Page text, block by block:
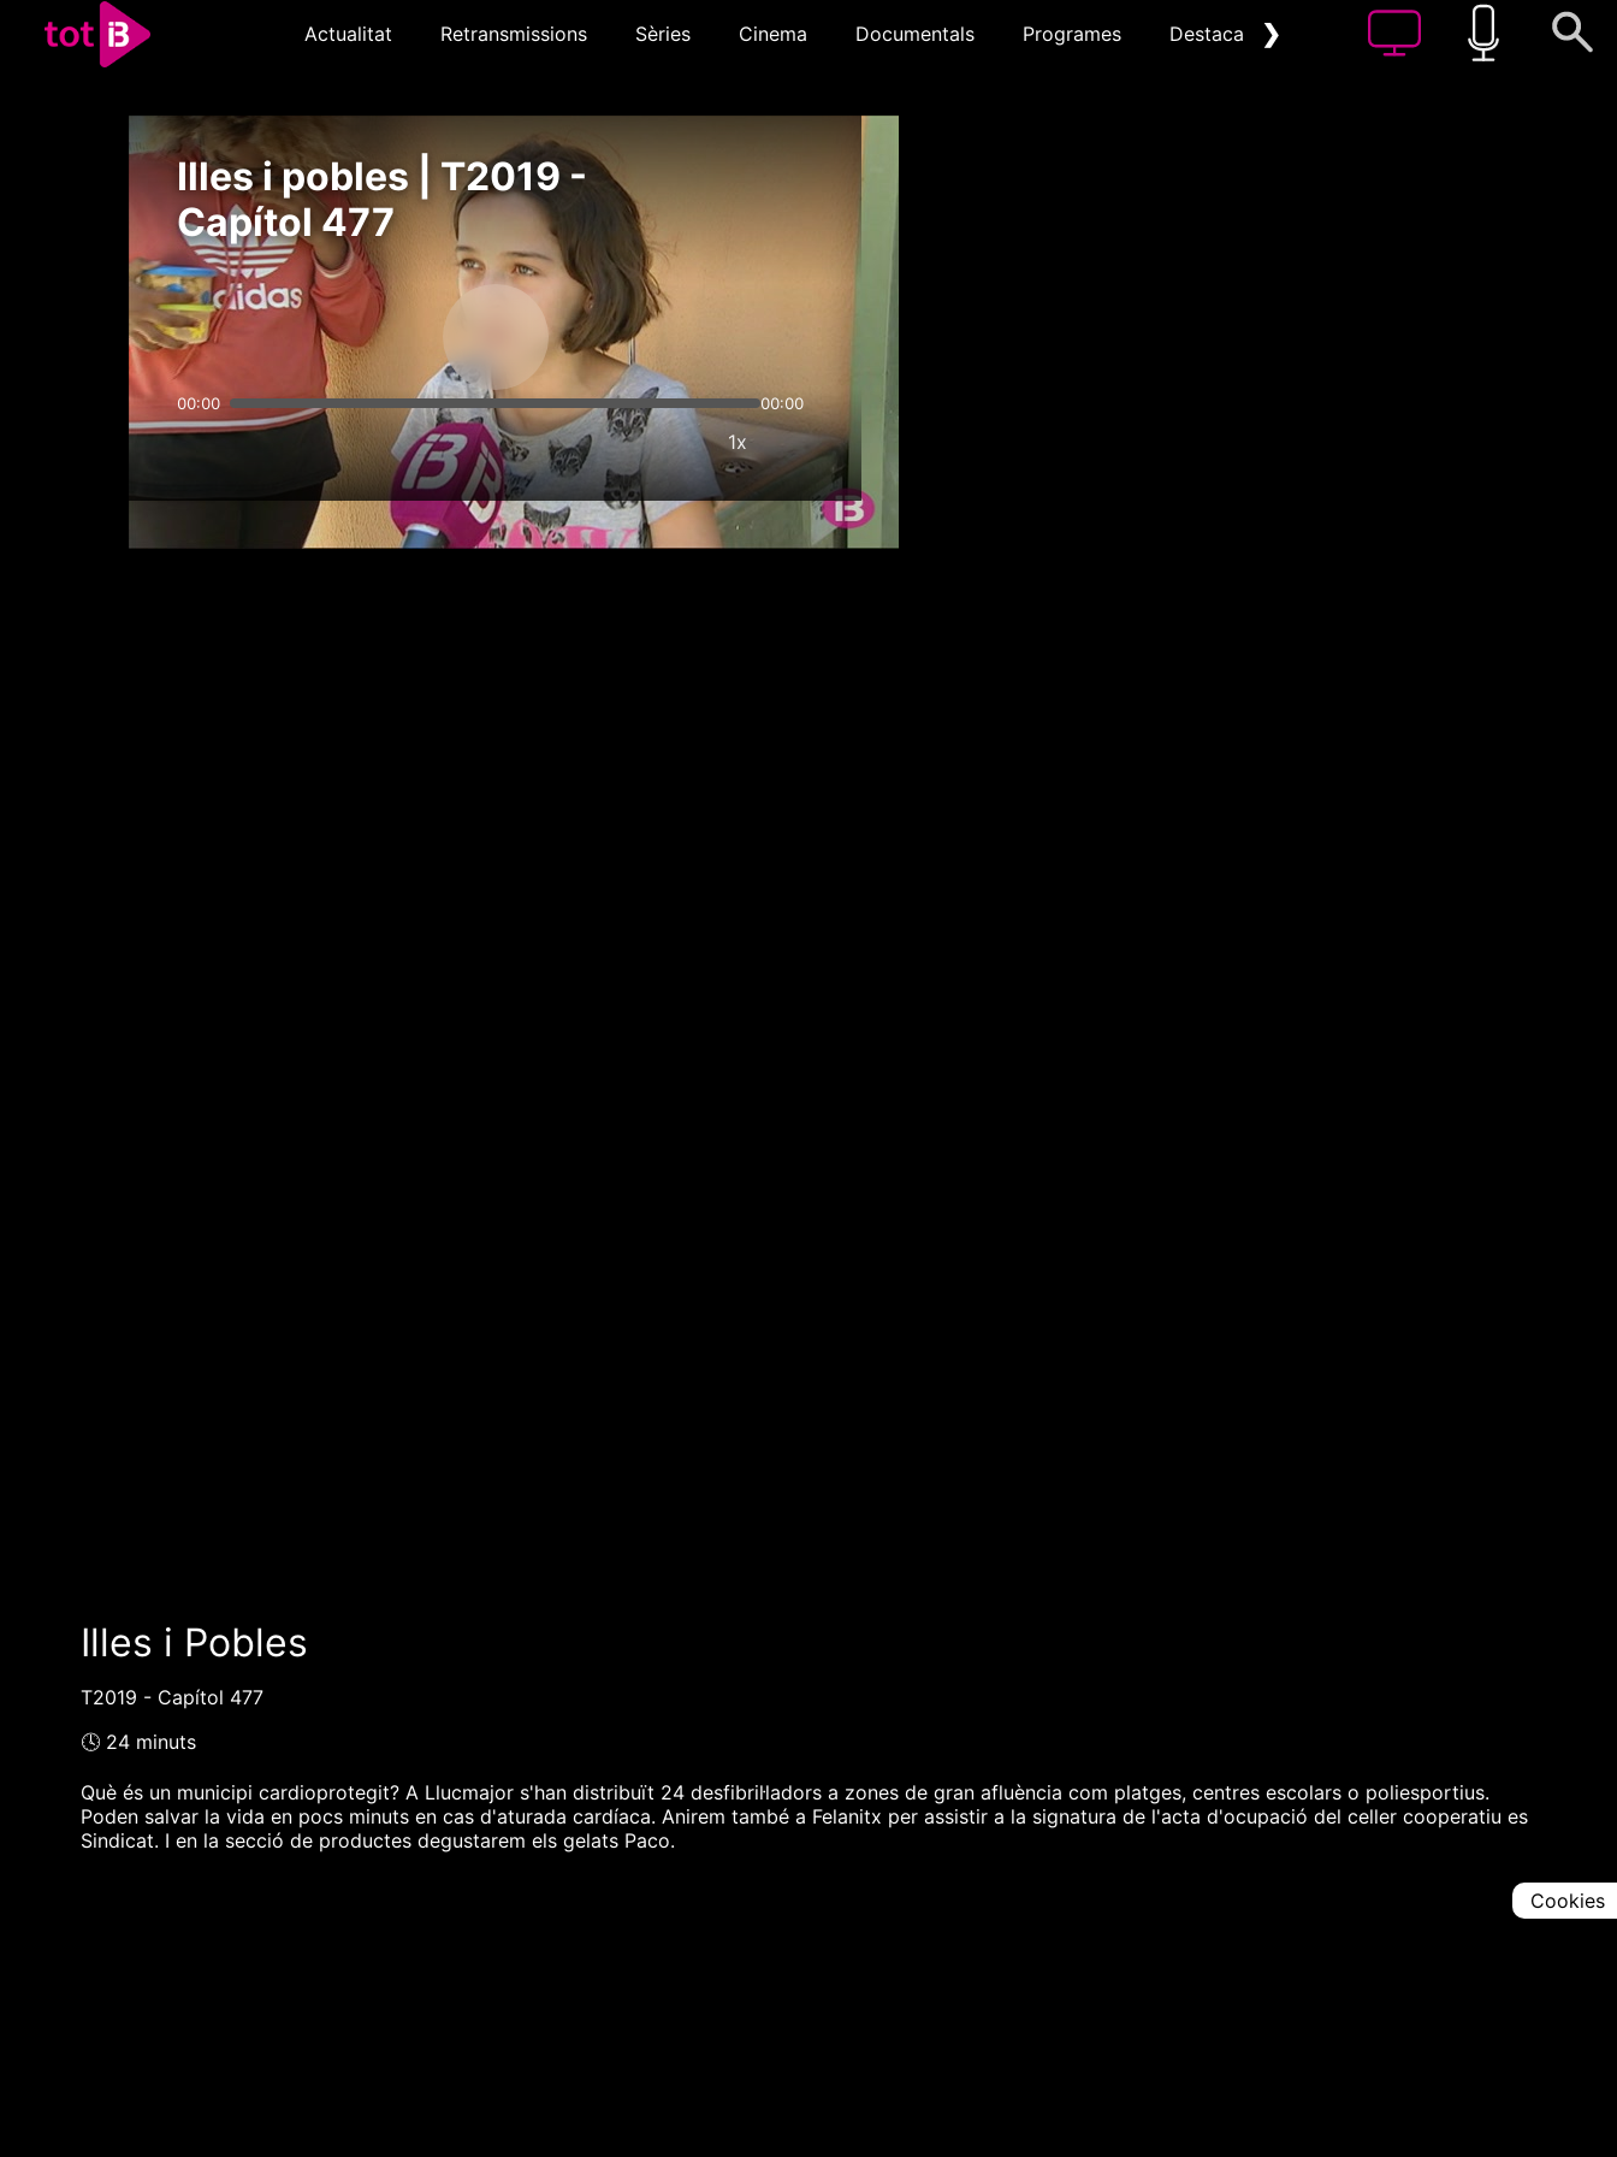
Actualitat Retransmissions Sèries Cinema Documentals Programes Destacat ❯
Illes i pobles | T2019 -
Capítol 477
00:00 00:00
1x
Illes i Pobles
T2019 - Capítol 477
🕓 24 minuts
Què és un municipi cardioprotegit? A Llucmajor s'han distribuït 24 desfibril·ladors a zones de gran afluència com platges, centres escolars o poliesportius.
Poden salvar la vida en pocs minuts en cas d'aturada cardíaca. Anirem també a Felanitx per assistir a la signatura de l'acta d'ocupació del celler cooperatiu es
Sindicat. I en la secció de productes degustarem els gelats Paco.
Cookies